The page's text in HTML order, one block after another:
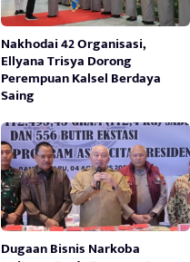
Nakhodai 42 Organisasi,
Ellyana Trisya Dorong
Perempuan Kalsel Berdaya
Saing
Dugaan Bisnis Narkoba